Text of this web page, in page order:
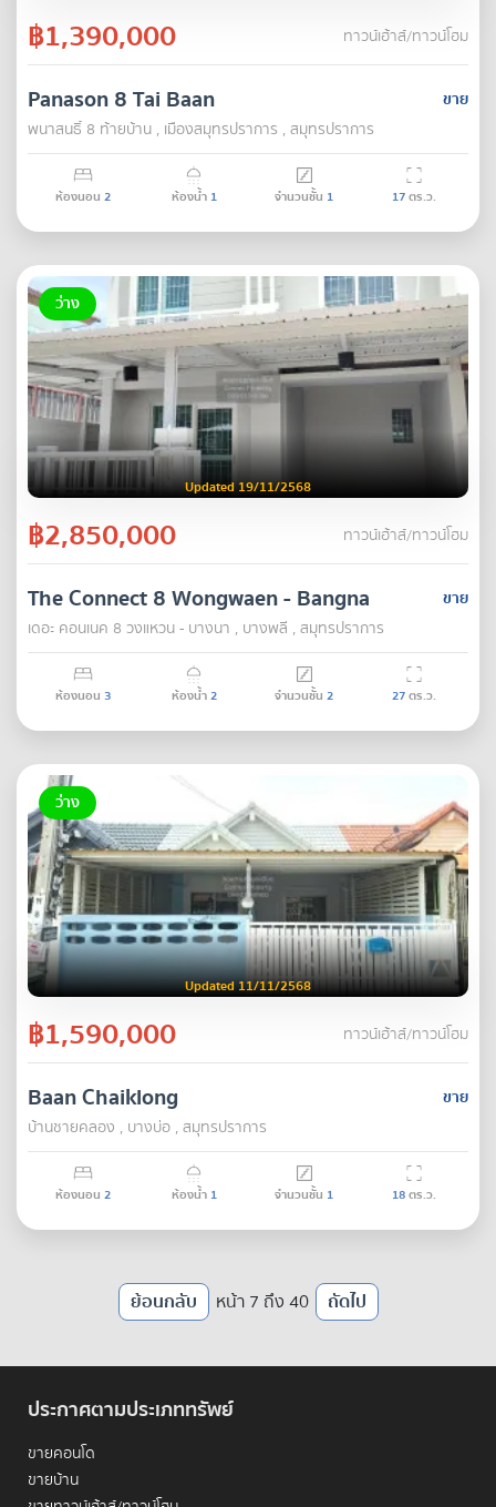
฿1,390,000 ทาวน์เฮ้าส์/ทาวน์โฮม
ขาย
Panason 8 Tai Baan
พนาสนธิ์ 8 ท้ายบ้าน , เมืองสมุทรปราการ , สมุทรปราการ
ห้องนอน 2 ห้องน้ำ 1 จำนวนชั้น 1 17ตร.ว.
ว่าง
Updated 19/11/2568
฿2,850,000 ทาวน์เฮ้าส์/ทาวน์โฮม
ขาย
The Connect 8 Wongwaen - Bangna
เดอะ คอนเนค 8 วงแหวน - บางนา , บางพลี , สมุทรปราการ
ห้องนอน 3 ห้องน้ำ2 จำนวนชั้น 2 27ตร.ว.
ว่าง
Updated 11/11/2568
฿1,590,000 ทาวน์เฮ้าส์/ทาวน์โฮม
ขาย
Baan Chaiklong
บ้านชายคลอง , บางบ่อ , สมุทรปราการ
ห้องนอน 2 ห้องน้ำ 1 จำนวนชั้น 1 18ตร.ว.
ย้อนกลับ หน้า 7 ถึง 40 ถัดไป
ประกาศตามประเภททรัพย์
ขายคอนโด
ขายบ้าน